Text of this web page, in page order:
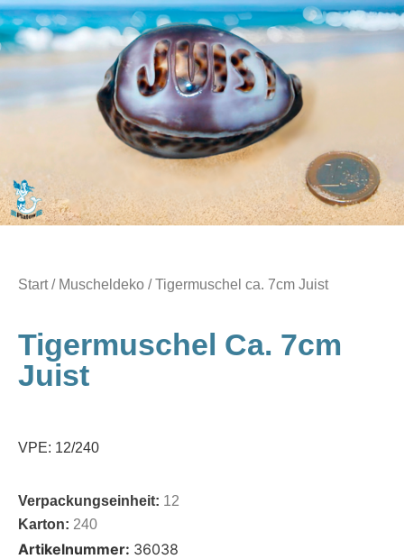
Start/ Muscheldeko / Tigermuschel ca. 7cm Juist
Tigermuschel Ca. 7cm
Juist
VPE: 12/240
Verpackungseinheit: 12
Karton: 240
Artikelnummer: 36038